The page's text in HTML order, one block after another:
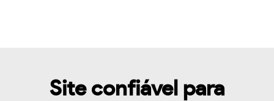
Site confiável para